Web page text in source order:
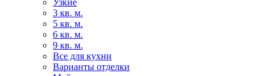
Узкие
3 кв. м.
5 кв. м.
6 кв. м.
9 кв. м.
Все для кухни
Варианты отделки